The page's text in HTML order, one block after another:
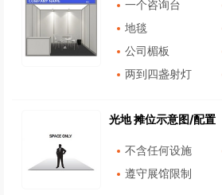
一个咨询台
地毯
公司楣板
两到四盏射灯
光地 摊位示意图/配置
不含任何设施
遵守展馆限制